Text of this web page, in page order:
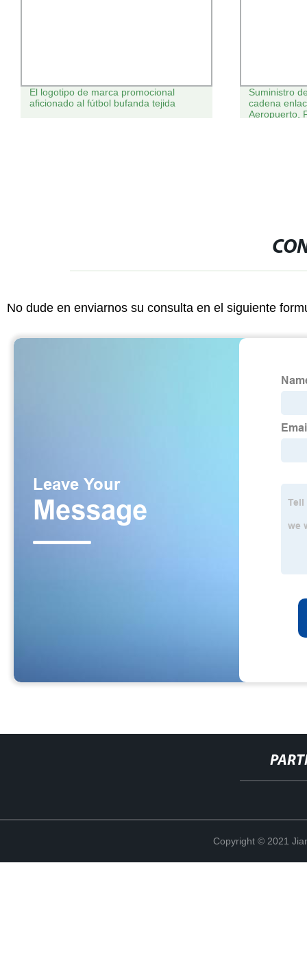
El logotipo de marca promocional
aficionado al fútbol bufanda tejida
Suministro
cadena
Aeropuerto,
No dude en enviarnos su consulta en el siguiente
Copyright © 2021